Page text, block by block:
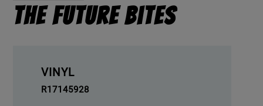
The Future Bites
VINYL
R17145928